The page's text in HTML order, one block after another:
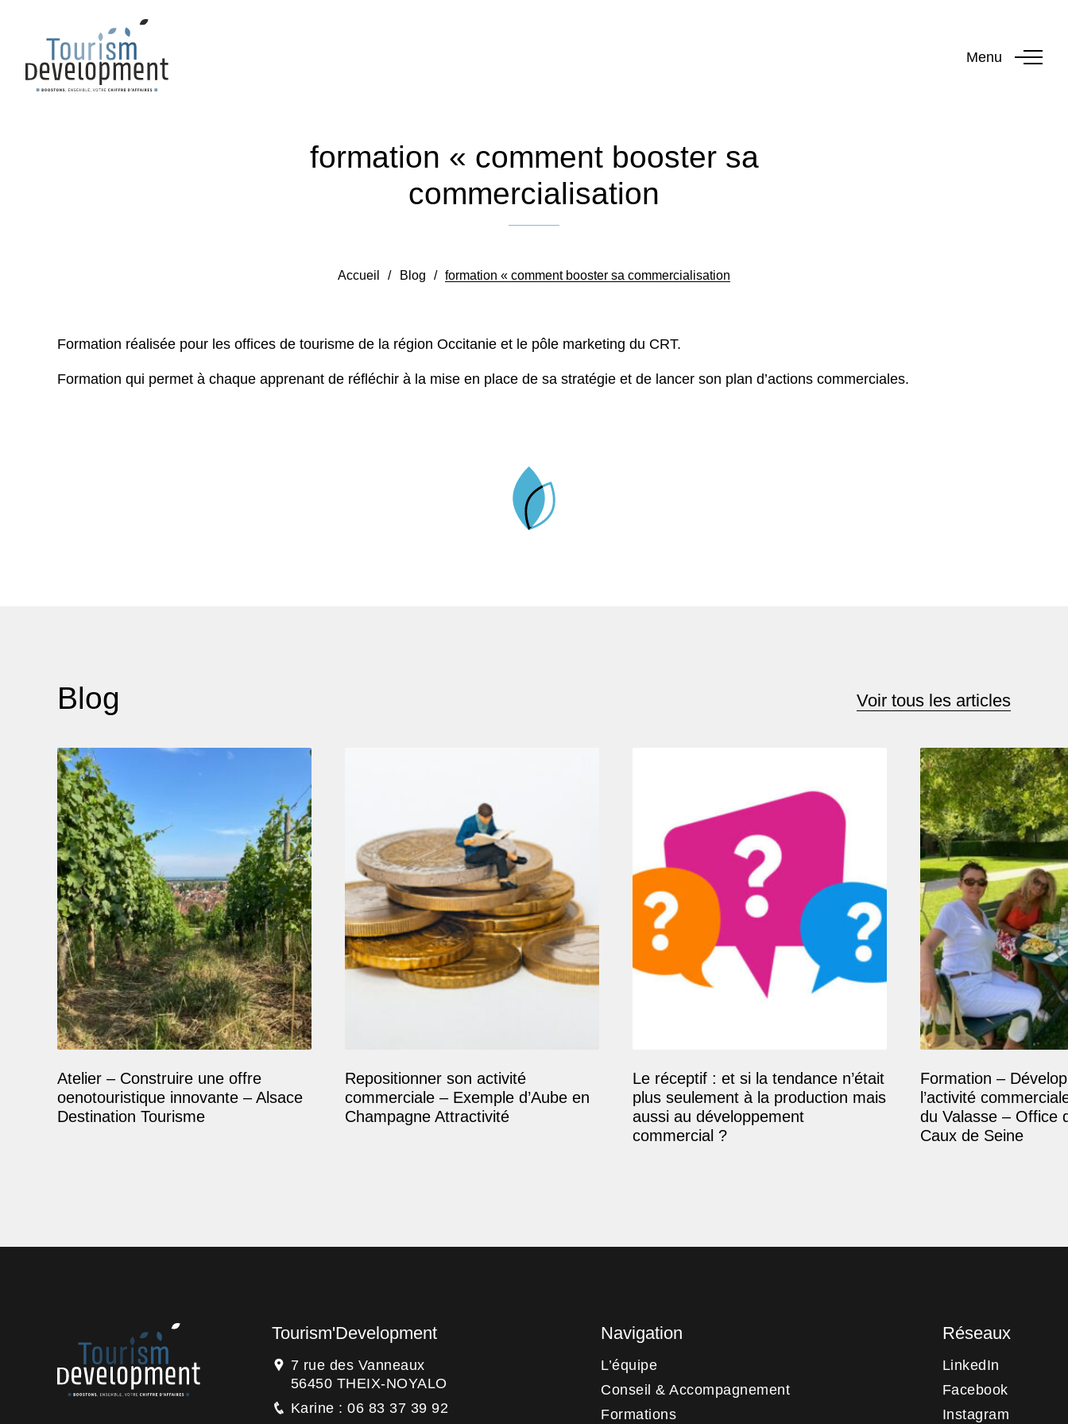
Menu
formation « comment booster sa
commercialisation
Accueil / Blog / formation « comment booster sa commercialisation
Formation réalisée pour les offices de tourisme de la région Occitanie et le pôle marketing du CRT.
Formation qui permet à chaque apprenant de réfléchir à la mise en place de sa stratégie et de lancer son plan d’actions commerciales.
Blog Voir tous les articles
Atelier – Construire une offre
oenotouristique innovante – Alsace
Destination Tourisme
Repositionner son activité
commerciale – Exemple d’Aube en
Champagne Attractivité
Le réceptif : et si la tendance n’était
plus seulement à la production mais
aussi au développement
commercial ?
Formation –
l’activité
du Valasse – Office
Caux de Seine
Tourism'Development
7 rue des Vanneaux
56450 THEIX-NOYALO
Karine : 06 83 37 39 92
Navigation
L’équipe
Conseil & Accompagnement
Formations
Réseaux
LinkedIn
Facebook
Instagram